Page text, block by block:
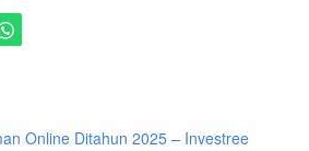
Online Ditahun 2025 – Investree